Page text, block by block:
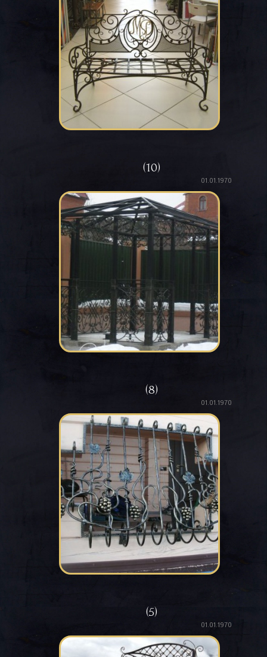
(10)
01.01.1970
(8)
01.01.1970
(5)
01.01.1970